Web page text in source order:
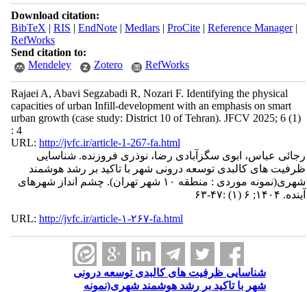
Download citation:
BibTeX | RIS | EndNote| Medlars| ProCite| Reference Manager|
RefWorks
Send citation to:
Mendeley
Zotero RefWorks
Rajaei A, Abavi Segzabadi R, Nozari F. Identifying the physical
capacities of urban Infill-development with an emphasis on smart
urban growth (case study: District 10 of Tehran). JFCV 2025; 6 (1)
: 4
URL: http://jvfc.ir/article-1-267-fa.html
رجائی عباس، ابوی سگزآبادی رضا، نوذری فروزنده. شناسایی
ظرفیت های کالبدی توسعه درونی شهر با تاکید بر رشد هوشمند
شهری(نمونه موردی : منطقه ۱۰ شهر تهران). چشم انداز شهرهای
آینده. ۱۴۰۴; ۶ (۱) :۴۷-۶۳
URL: http://jvfc.ir/article-۱-۲۶۷-fa.html
شناسایی ظرفیت های کالبدی توسعه درونی
شهر با تاکید بر رشد هوشمند شهری(نمونه